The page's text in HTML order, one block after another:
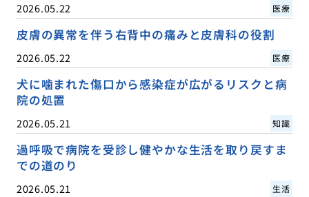
2026.05.22 医療
皮膚の異常を伴う右背中の痛みと皮膚科の役割
2026.05.22 医療
犬に噛まれた傷口から感染症が広がるリスクと病
院の処置
2026.05.21 知識
過呼吸で病院を受診し健やかな生活を取り戻すま
での道のり
2026.05.21 生活